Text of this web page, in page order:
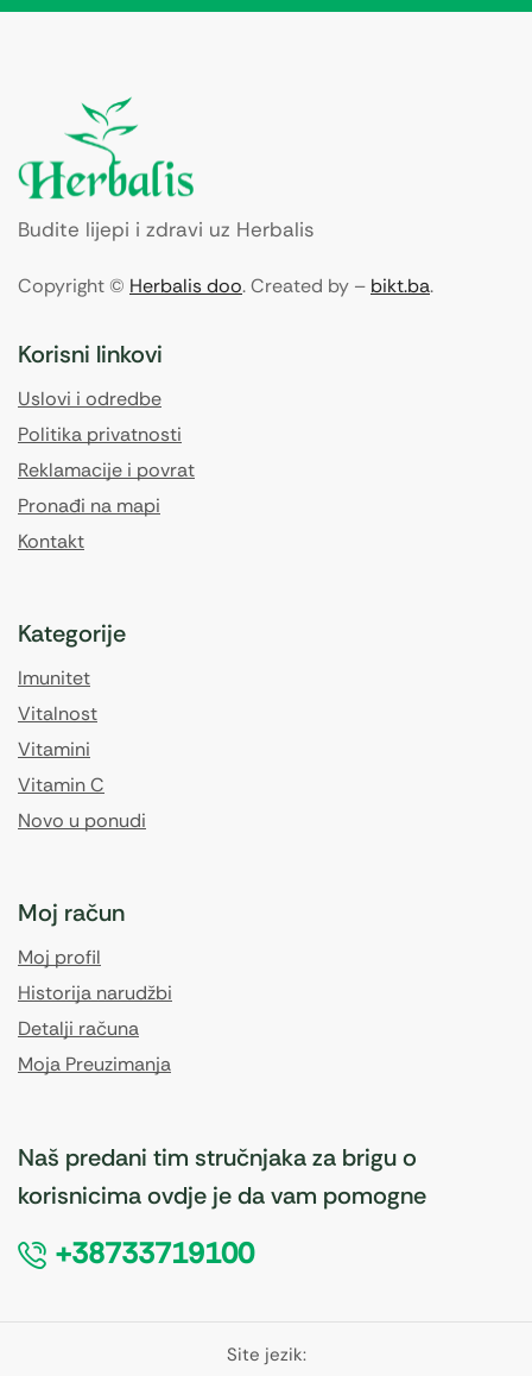
Budite lijepi i zdravi uz Herbalis
Copyright © Herbalis doo. Created by – bikt.ba.
Korisni linkovi
Uslovi i odredbe
Politika privatnosti
Reklamacije i povrat
Pronađi na mapi
Kontakt
Kategorije
Imunitet
Vitalnost
Vitamini
Vitamin C
Novo u ponudi
Moj račun
Moj profil
Historija narudžbi
Detalji računa
Moja Preuzimanja
Naš predani tim stručnjaka za brigu o
korisnicima ovdje je da vam pomogne
+38733719100
Site jezik: